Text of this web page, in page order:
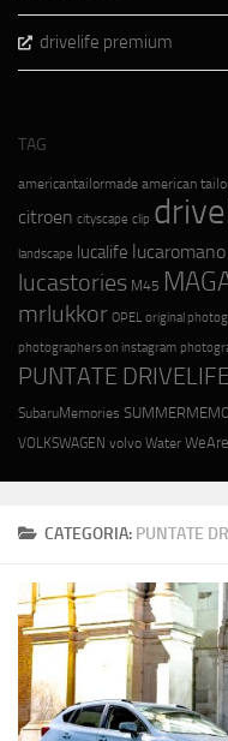
CATEGORIA: PUNTATE
drivelife premium
TAG
americantailormade american
citroen cityscape clip
landscape lucalife lucaromano
lucastories M45
mrlukkor OPEL original
photographers on instagram
PUNTATE
SubaruMemories
VOLKSWAGEN volvo Water